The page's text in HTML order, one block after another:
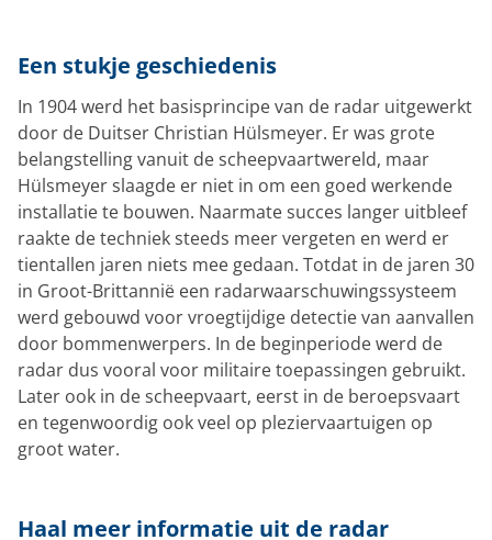
Een stukje geschiedenis
In 1904 werd het basisprincipe van de radar uitgewerkt
door de Duitser Christian Hülsmeyer. Er was grote
belangstelling vanuit de scheepvaartwereld, maar
Hülsmeyer slaagde er niet in om een goed werkende
installatie te bouwen. Naarmate succes langer uitbleef
raakte de techniek steeds meer vergeten en werd er
tientallen jaren niets mee gedaan. Totdat in de jaren 30
in Groot-Brittannië een radarwaarschuwingssysteem
werd gebouwd voor vroegtijdige detectie van aanvallen
door bommenwerpers. In de beginperiode werd de
radar dus vooral voor militaire toepassingen gebruikt.
Later ook in de scheepvaart, eerst in de beroepsvaart
en tegenwoordig ook veel op pleziervaartuigen op
groot water.
Haal meer informatie uit de radar